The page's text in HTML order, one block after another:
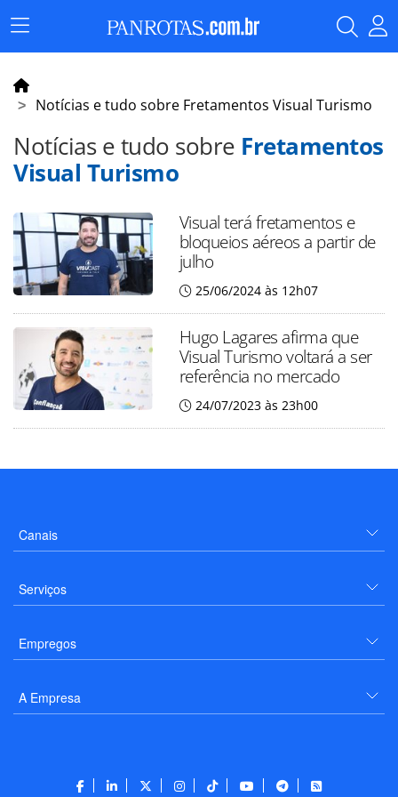
Menu
Principal
Notícias e tudo sobre Fretamentos Visual Turismo
Notícias e tudo sobre Fretamentos
Visual Turismo
Visual terá fretamentos e
bloqueios aéreos a partir de
julho
25/06/2024 às 12h07
Hugo Lagares afirma que
Visual Turismo voltará a ser
referência no mercado
24/07/2023 às 23h00
Canais
Serviços
Empregos
A Empresa